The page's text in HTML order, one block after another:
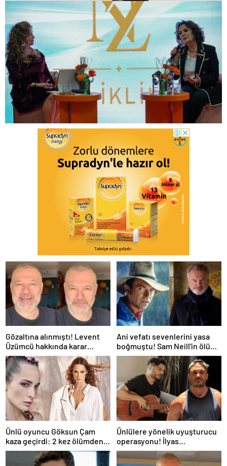
Gözaltına alınmıştı! Levent
Üzümcü hakkında karar
verildi
Ani vefatı sevenlerini yasa
boğmuştu! Sam Neill'in ölüm
nedeni belli oldu
Ünlü oyuncu Göksun Çam
kaza geçirdi: 2 kez ölümden
döndüm
Ünlülere yönelik uyuşturucu
operasyonu! İlyas
Yalçıntaş'tan ilk açıklama